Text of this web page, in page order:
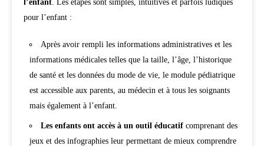
l’enfant . Les étapes sont simples, intuitives et parfois ludiques
pour l’enfant :
Après avoir rempli les informations administratives et les
informations médicales telles que la taille, l’âge, l’historique
de santé et les données du mode de vie, le module pédiatrique
est accessible aux parents, au médecin et à tous les soignants
mais également à l’enfant.
Les enfants ont accès à un outil éducatif comprenant des
jeux et des infographies leur permettant de mieux comprendre